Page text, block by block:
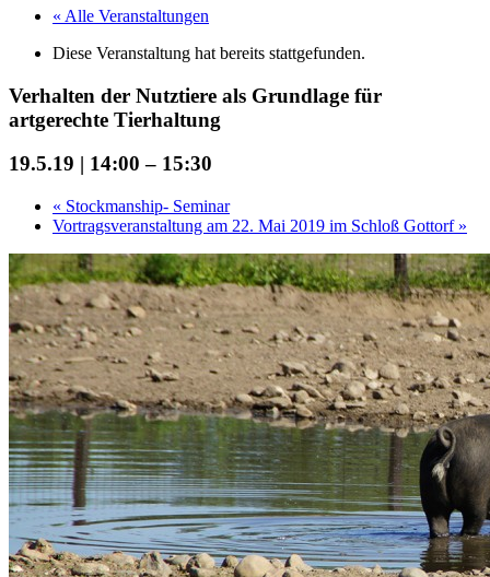
« Alle Veranstaltungen
Diese Veranstaltung hat bereits stattgefunden.
Verhalten der Nutztiere als Grundlage für
artgerechte Tierhaltung
19.5.19 | 14:00 – 15:30
« Stockmanship- Seminar
Vortragsveranstaltung am 22. Mai 2019 im Schloß Gottorf »